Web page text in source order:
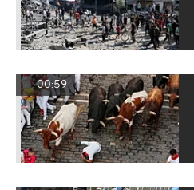
00:59